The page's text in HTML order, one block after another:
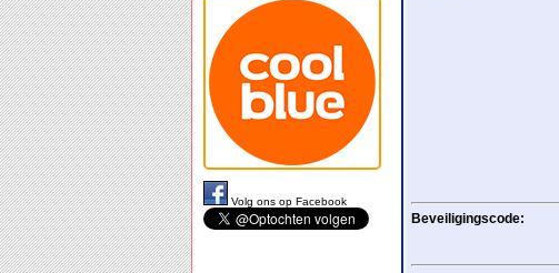
Beveiligingscode:
Volg ons op Facebook